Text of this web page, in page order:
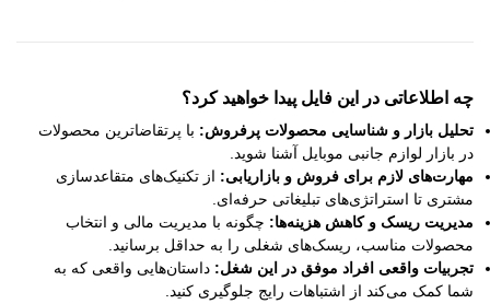
چه اطلاعاتی در این فایل پیدا خواهید کرد؟
تحلیل بازار و شناسایی محصولات پرفروش: با پرتقاضاترین محصولات
در بازار لوازم جانبی موبایل آشنا شوید.
مهارت‌های لازم برای فروش و بازاریابی: از تکنیک‌های متقاعدسازی
مشتری تا استراتژی‌های تبلیغاتی حرفه‌ای.
مدیریت ریسک و کاهش هزینه‌ها: چگونه با مدیریت مالی و انتخاب
محصولات مناسب، ریسک‌های شغلی را به حداقل برسانید.
تجربیات واقعی افراد موفق در این شغل: داستان‌هایی واقعی که به
شما کمک می‌کند از اشتباهات رایج جلوگیری کنید.